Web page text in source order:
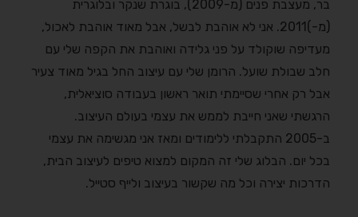
בר, מעצבת פנים (מ-2009), בוגרת שנקר ובלוגרית
(מ-)2011. אני לא אוהבת לבשל, אבל מאוד אוהבת לאכול,
מעדיפה שוקולד על פני גלידה ואוהבת את הקפה שלי עם
חלב שבולת שועל. הרומן שלי עם עיצוב החל בגיל מאוד צעיר
אבל רק אחרי שסיימתי תואר ראשון בעבודה סוציאלית,
הרגשתי שאני חייבת לממש את עצמי בעולם העיצוב.
ב-2005 התקבלתי ללימודים ומאז אני מגשימה את עצמי
בכל יום. הבלוג שלי זה המקום למצוא טיפים לעיצוב הבית,
הדרכות יצירה וכל מה שקשור בעיצוב ולייף סטייל.